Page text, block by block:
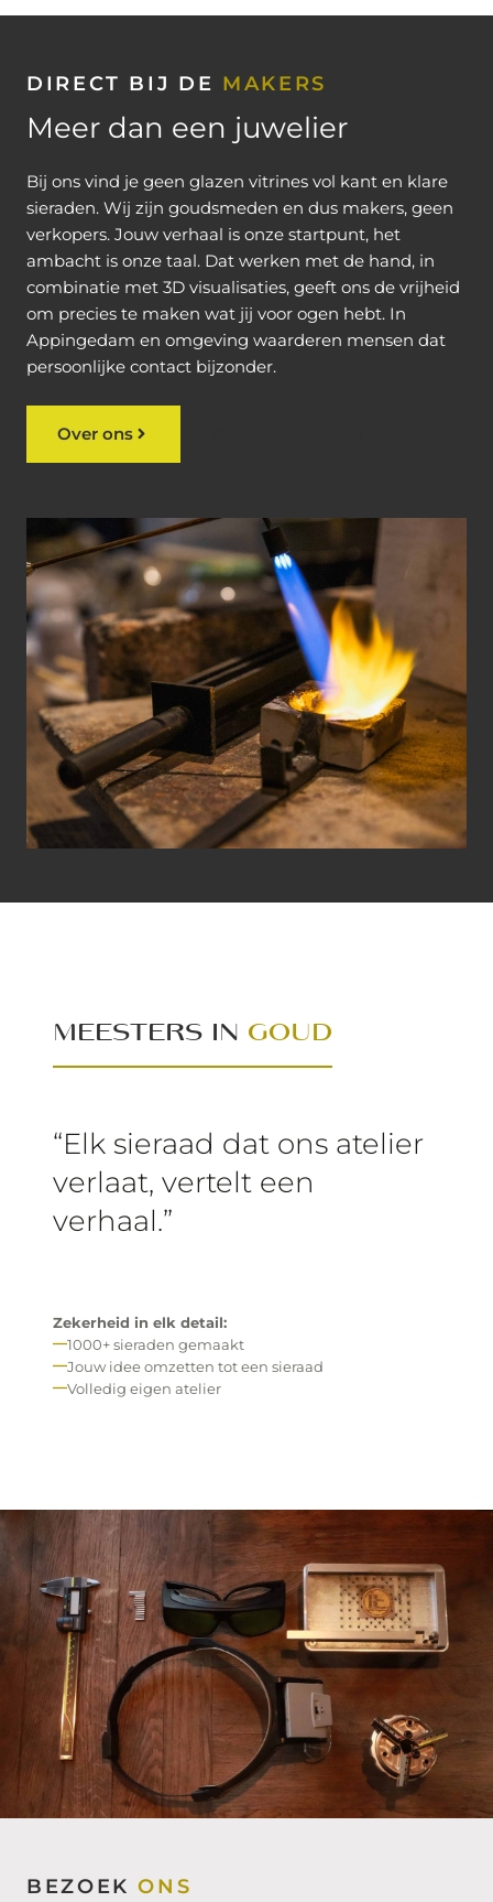
DIRECT BIJ DE MAKERS
Meer dan een juwelier
Bij ons vind je geen glazen vitrines vol kant en klare
sieraden. Wij zijn goudsmeden en dus makers, geen
verkopers. Jouw verhaal is onze startpunt, het
ambacht is onze taal. Dat werken met de hand, in
combinatie met 3D visualisaties, geeft ons de vrijheid
om precies te maken wat jij voor ogen hebt. In
Appingedam en omgeving waarderen mensen dat
persoonlijke contact bijzonder.
Over ons
MEESTERS IN GOUD
“Elk sieraad dat ons atelier
verlaat, vertelt een
verhaal.”
Zekerheid in elk detail:
1000+ sieraden gemaakt
Jouw idee omzetten tot een sieraad
Volledig eigen atelier
BEZOEKONS